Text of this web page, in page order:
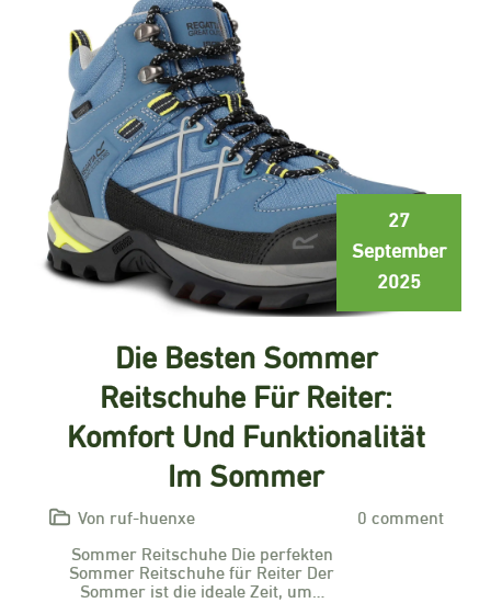
27
September
2025
Die Besten Sommer
Reitschuhe Für Reiter:
Komfort Und Funktionalität
Im Sommer
Von ruf-huenxe
0 comment
Sommer Reitschuhe Die perfekten
Sommer Reitschuhe für Reiter Der
Sommer ist die ideale Zeit, um…